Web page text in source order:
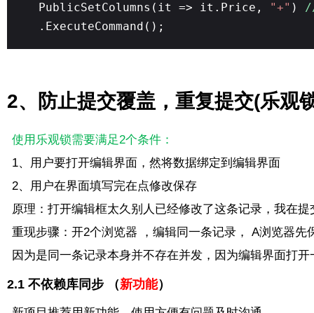
PublicSetColumns(it => it.Price,
"+" )
.ExecuteCommand();
2、防止提交覆盖，重复提交(乐观
使用乐观锁需要满足2个条件：
1、用户要打开编辑界面，然将数据绑定到编辑界面
2、用户在界面填写完在点修改保存
原理：打开编辑框太久别人已经修改了这条记录，我在
重现步骤：开2个浏览器 ，编辑同一条记录， A浏览器先
因为是同一条记录本身并不存在并发，因为编辑界面打
2.1 不依赖库同步 （新功能）